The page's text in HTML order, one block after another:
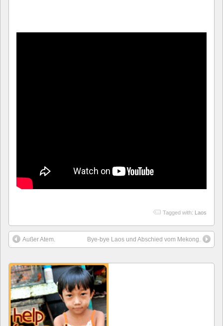
Tagged with: Laos
Außer Atem. Bye-bye Laos und Abschied vom Mekong.